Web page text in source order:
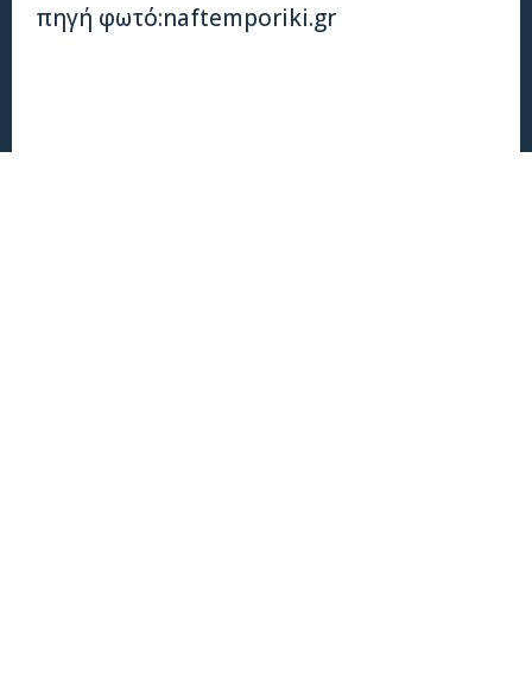
πηγή φωτό:naftemporiki.gr